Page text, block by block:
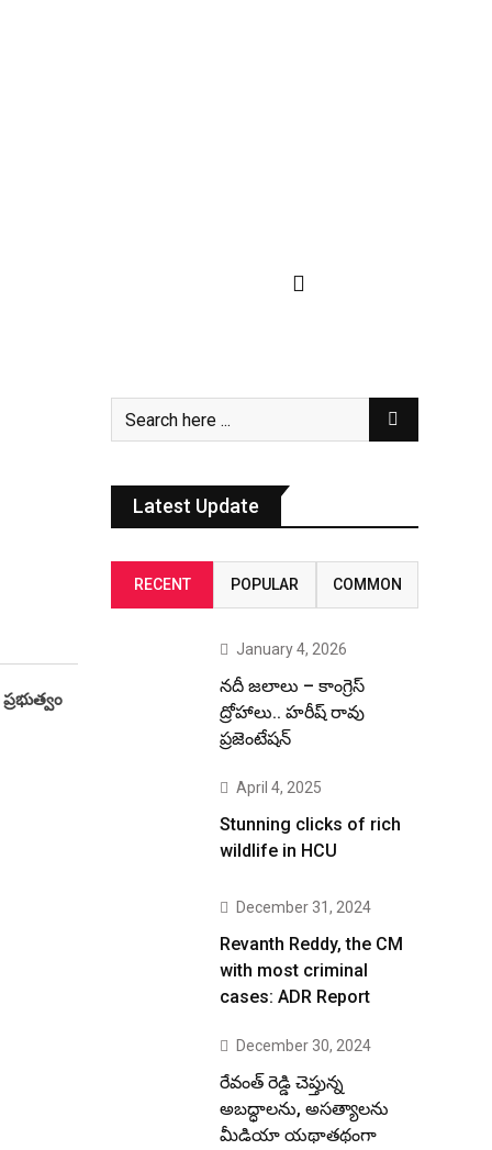
Latest Update
RECENT POPULAR COMMON
January 4, 2026
నదీ జలాలు – కాంగ్రెస్
ద్రోహాలు.. హరీష్ రావు
ప్రజెంటేషన్
April 4, 2025
Stunning clicks of rich
wildlife in HCU
December 31, 2024
Revanth Reddy, the CM
with most criminal
cases: ADR Report
December 30, 2024
రేవంత్ రెడ్డి చెప్తున్న
అబద్ధాలను, అసత్యాలను
మీడియా యథాతథంగా